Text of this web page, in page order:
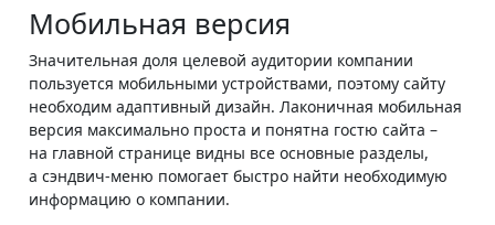
Мобильная версия
Значительная доля целевой аудитории компании
пользуется мобильными устройствами, поэтому сайту
необходим адаптивный дизайн. Лаконичная мобильная
версия максимально проста и понятна гостю сайта –
на главной странице видны все основные разделы,
а сэндвич-меню помогает быстро найти необходимую
информацию о компании.